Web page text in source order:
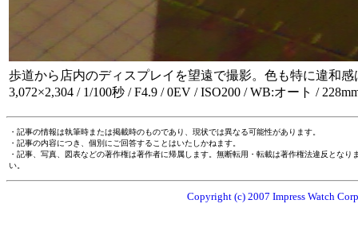
歩道から店内のディスプレイを望遠で撮影。色も特に違和感
3,072×2,304 / 1/100秒 / F4.9 / 0EV / ISO200 / WB:オート /
・記事の情報は執筆時または掲載時のものであり、現状では異なる可能性があります。
・記事の内容につき、個別にご回答することはいたしかねます。
・記事、写真、図表などの著作権は著作者に帰属します。無断転用・転載は著作権法違反とな
い。
Copyright (c) 2007 Impress Watch